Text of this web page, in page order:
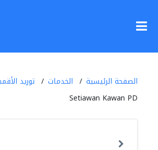
الصفحة الرئيسية الخدمات
توريد
Setiawan Kawan PD